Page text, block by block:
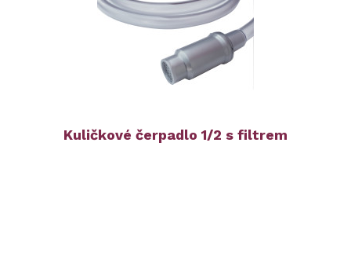
Kuličkové čerpadlo 1/2 s filtrem